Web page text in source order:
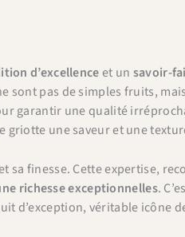
d’excellenceet un savoir-
sont pas de simples fruits,
garantir une qualité
une saveur et une
finesse. Cette expertise,
richesse exceptionnelles.
d’exception, véritable icône